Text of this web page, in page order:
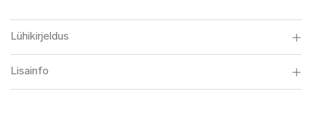
Lühikirjeldus
Lisainfo